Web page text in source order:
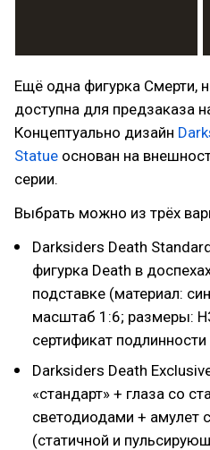
Ещё одна фигурка Смерти,
доступна для предзаказа
Концептуально дизайн
Statue основан на
серии.
Выбрать можно из трёх
Darksiders Death
фигурка Death в
подставке (материал:
масштаб 1:6; размеры:
сертификат подлинности
Darksiders Death
«стандарт» + глаза со
светодиодами + амулет
(статичной и